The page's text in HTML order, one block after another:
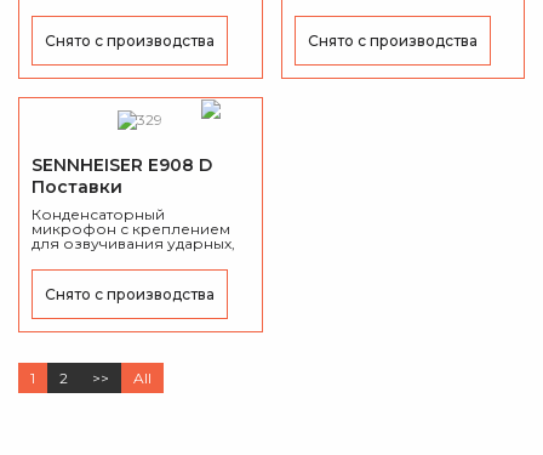
микрофоном.
Снято с производства
Снято с производства
SENNHEISER E908 D
Поставки
приостановлены
Конденсаторный
микрофон с креплением
для озвучивания ударных,
Снято с производства
1 2 >> All